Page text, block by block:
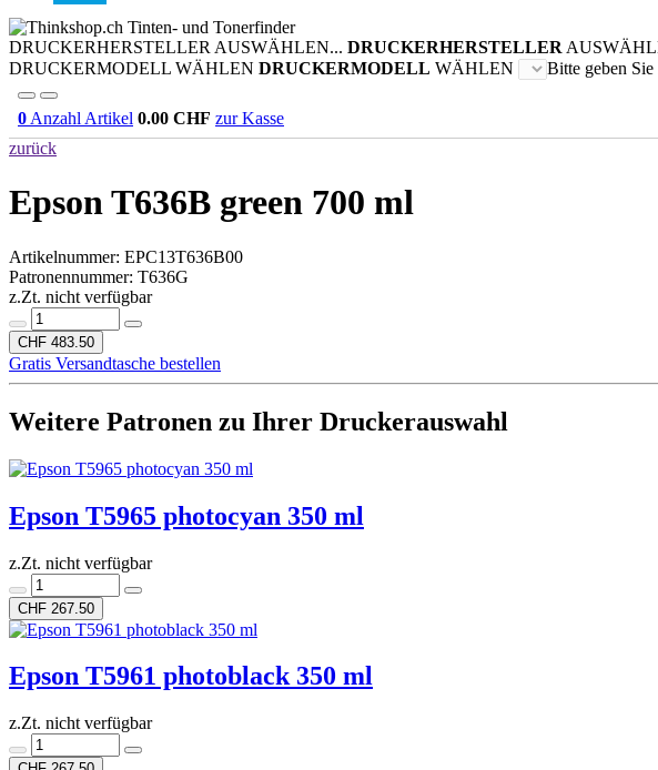
Tinten- und Tonerfinder
DRUCKERHERSTELLER AUSWÄHLEN... DRUCKERHERSTELLER
DRUCKERMODELL WÄHLEN DRUCKERMODELL WÄHLEN Bitte geben
0 Anzahl Artikel 0.00 CHF zur Kasse
zurück
Epson T636B green 700 ml
Artikelnummer: EPC13T636B00
Patronennummer: T636G
z.Zt. nicht verfügbar
CHF 483.50
Gratis Versandtasche bestellen
Weitere Patronen zu Ihrer Druckerauswahl
Epson T5965 photocyan 350 ml
z.Zt. nicht verfügbar
CHF 267.50
Epson T5961 photoblack 350 ml
z.Zt. nicht verfügbar